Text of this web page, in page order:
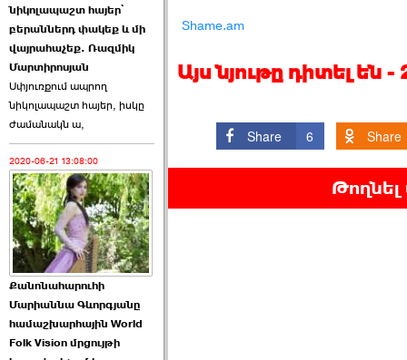
2026-06-25 23:21:00
Պաշտոնակռիվը սկսված
է. «Հրապարակ» ›››
2026-06-25 17:13:00
ԱԺ նախագահի
նիկոլապաշտ հայեր՝
բերաններդ փակեք և մի
վայրահաչեք. Ռազմիկ
Մարտիրոսյան
Սփյուռքում ապրող
նիկոլապաշտ հայեր, իսկը
ժամանակն ա,
2020-06-21 13:08:00
Քանոնահարուհի
Մարիաննա Գևորգյանը
համաշխարհային World
Folk Vision մրցույթի
Shame.am
Այս նյութը դիտել են
Share 6 Share
Թողնել